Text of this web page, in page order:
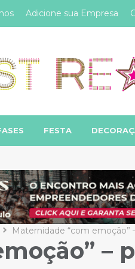
Adicione sua Empresa
FESTA
Maternidade “com emoção”
–